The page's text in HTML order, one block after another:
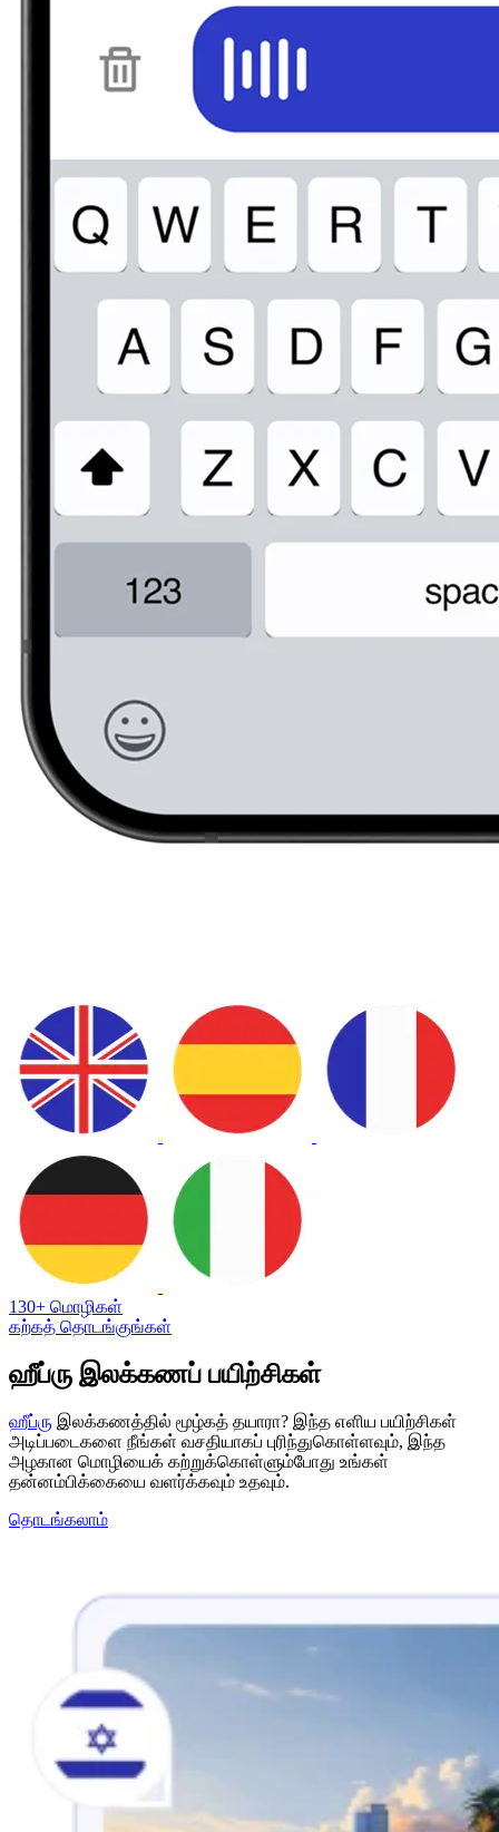
130+ மொழிகள்
கற்கத் தொடங்குங்கள்
ஹீப்ரு இலக்கணப் பயிற்சிகள்
ஹீப்ரு இலக்கணத்தில் மூழ்கத் தயாரா? இந்த எளிய பயிற்சிகள்
அடிப்படைகளை நீங்கள் வசதியாகப் புரிந்துகொள்ளவும், இந்த
அழகான மொழியைக் கற்றுக்கொள்ளும்போது உங்கள்
தன்னம்பிக்கையை வளர்க்கவும் உதவும்.
தொடங்கலாம்